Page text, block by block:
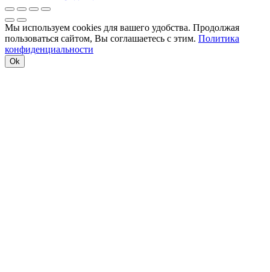
Мы используем cookies для вашего удобства. Продолжая
пользоваться сайтом, Вы соглашаетесь с этим. Политика
конфиденциальности
Ok